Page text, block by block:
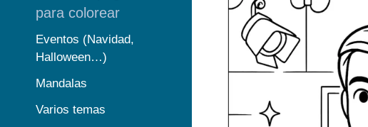
para colorear
Eventos (Navidad,
Halloween…)
Mandalas
Varios temas